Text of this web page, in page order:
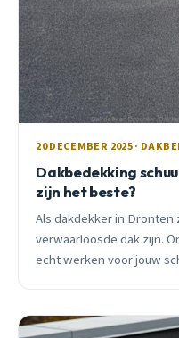
20 DECEMBER 2025 ·
Dakbedekking
zijn het beste?
Als dakdekker in Dronten
verwaarloosde dak zijn.
echt werken voor jouw